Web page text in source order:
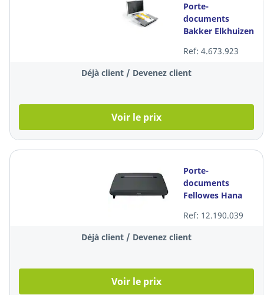
Porte-
documents
Bakker Elkhuizen
acrylique,
hauteur réglable
Ref: 4.673.923
Déjà client / Devenez client
Voir le prix
Porte-
documents
Fellowes Hana
Ref: 12.190.039
Déjà client / Devenez client
Voir le prix